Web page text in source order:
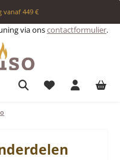
vanaf 449 €
via onscontactformulier.
Je hebt 0 items